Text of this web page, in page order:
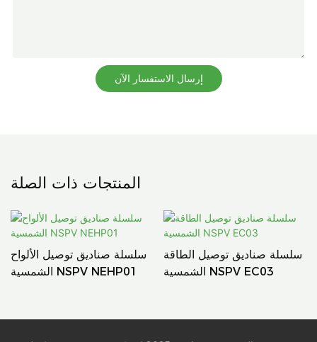
إرسال الاستفسار الآن
المنتجات ذات الصلة
سلسلة صناديق توصيل الألواح
الشمسية NSPV NEHP01
سلسلة صناديق توصيل الطاقة
الشمسية NSPV EC03